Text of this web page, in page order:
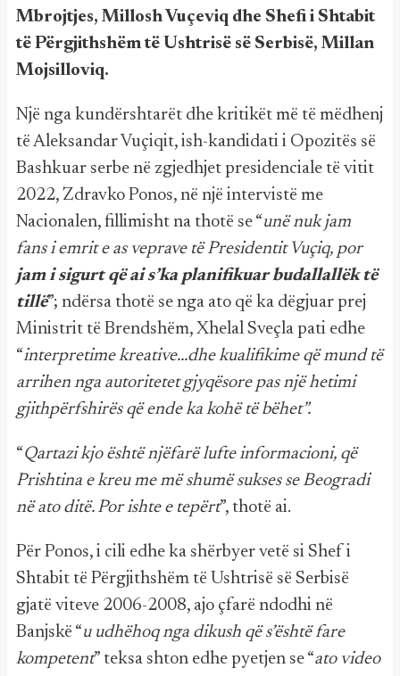
Mbrojtjes, Millosh Vuçeviq dhe Shefi i Shtabit
të Përgjithshëm të Ushtrisë së Serbisë, Millan
Mojsilloviq.
Një nga kundërshtarët dhe kritikët më të mëdhenj
të Aleksandar Vuçiqit, ish-kandidati i Opozitës së
Bashkuar serbe në zgjedhjet presidenciale të vitit
2022, Zdravko Ponos, në një intervistë me
Nacionalen, fillimisht na thotë se “unë nuk jam
fans i emrit e as veprave të Presidentit Vuçiq, por
jam i sigurt që ai s’ka planifikuar budallallëk të
tillë”; ndërsa thotë se nga ato që ka dëgjuar prej
Ministrit të Brendshëm, Xhelal Sveçla pati edhe
“interpretime kreative...dhe kualifikime që mund të
arrihen nga autoritetet gjyqësore pas një hetimi
gjithpërfshirës që ende ka kohë të bëhet”.
“Qartazi kjo është njëfarë lufte informacioni, që
Prishtina e kreu me më shumë sukses se Beogradi
në ato ditë. Por ishte e tepërt”, thotë ai.
Për Ponos, i cili edhe ka shërbyer vetë si Shef i
Shtabit të Përgjithshëm të Ushtrisë së Serbisë
gjatë viteve 2006-2008, ajo çfarë ndodhi në
Banjskë “u udhëhoq nga dikush që s’është fare
kompetent” teksa shton edhe pyetjen se “ato video